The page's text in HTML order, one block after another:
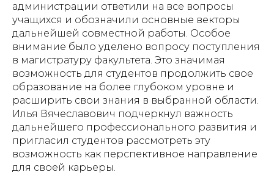
администрации ответили на все вопросы
учащихся и обозначили основные векторы
дальнейшей совместной работы. Особое
внимание было уделено вопросу поступления
в магистратуру факультета. Это значимая
возможность для студентов продолжить свое
образование на более глубоком уровне и
расширить свои знания в выбранной области.
Илья Вячеславович подчеркнул важность
дальнейшего профессионального развития и
пригласил студентов рассмотреть эту
возможность как перспективное направление
для своей карьеры.